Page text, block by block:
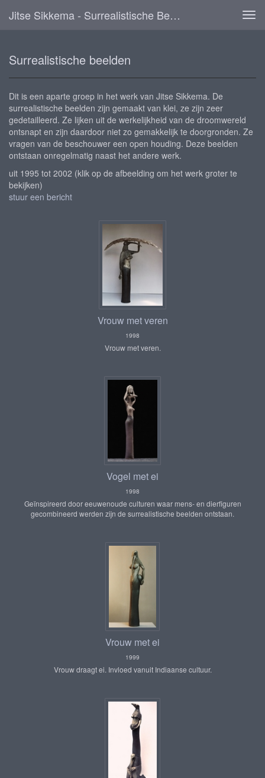
Jitse Sikkema - Surrealistische Beelden
Surrealistische beelden
Dit is een aparte groep in het werk van Jitse Sikkema. De
surrealistische beelden zijn gemaakt van klei, ze zijn zeer
gedetailleerd. Ze lijken uit de werkelijkheid van de droomwereld
ontsnapt en zijn daardoor niet zo gemakkelijk te doorgronden. Ze
vragen van de beschouwer een open houding. Deze beelden
ontstaan onregelmatig naast het andere werk.
uit 1995 tot 2002 (klik op de afbeelding om het werk groter te
bekijken)
stuur een bericht
Vrouw met veren
1998
Vrouw met veren.
Vogel met ei
1998
Geïnspireerd door eeuwenoude culturen waar mens- en dierfiguren
gecombineerd werden zijn de surrealistische beelden ontstaan.
Vrouw met ei
1999
Vrouw draagt ei. Invloed vanuit Indiaanse cultuur.